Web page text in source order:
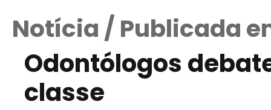
Notícia / Publicada
Odontólogos
classe